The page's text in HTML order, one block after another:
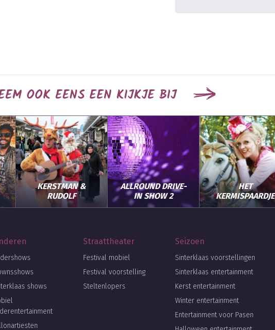
OOK EENS EEN KIJKJE BIJ
KERSTMAN &
RUDOLF
ALLROUND DRIVE-
IN SHOW 2
HET
KERMISPAARDJE
shows
Straattheater
Festival mobiel
Festival voorstelling
Steltenlopers
Seizoen
Sinterklaas voorstellingen
Sinterklaas entertainment
Kerst entertainment
Winter entertainment
Entertainment voor Pasen